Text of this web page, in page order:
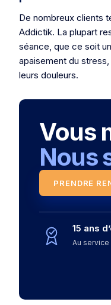
De nombreux clients
Addictik. La plupart
séance, que ce soit
apaisement du
leurs douleurs.
Vous
Nous
PRENDRE
15 ans
Au